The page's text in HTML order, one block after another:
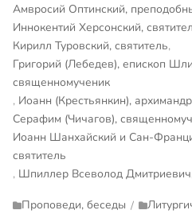
Амвросий Оптинский,
Иннокентий Херсонский,
Кирилл Туровский, святитель,
Григорий (Лебедев), епископ
священномученик
, Иоанн (Крестьянкин),
Серафим (Чичагов),
Иоанн Шанхайский и Сан-
святитель
, Шпиллер Всеволод
Проповеди, беседы /